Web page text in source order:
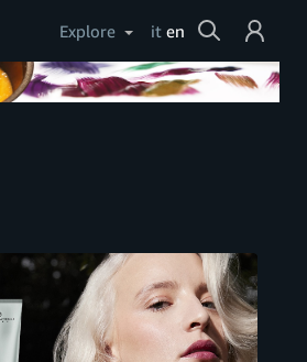
Explore it en Cerca
Login